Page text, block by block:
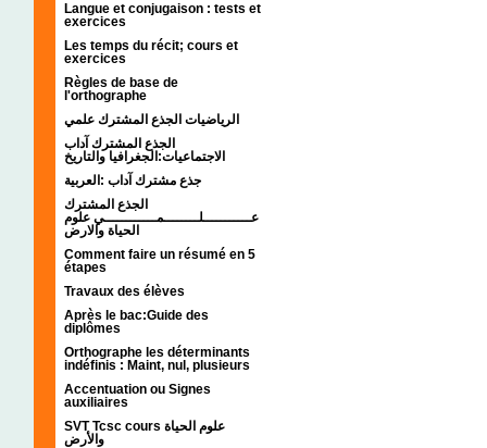
Langue et conjugaison : tests et
exercices
Les temps du récit; cours et
exercices
Règles de base de
l'orthographe
الرياضيات الجذع المشترك علمي
الجذع المشترك آداب
الاجتماعيات:الجغرافيا والتاريخ
جذع مشترك آداب :العربية
الجذع المشترك
عـــــــــــلــــــــمــــــــــــي علوم
الحياة والارض
Comment faire un résumé en 5
étapes
Travaux des élèves
Après le bac:Guide des
diplômes
Orthographe les déterminants
indéfinis : Maint, nul, plusieurs
Accentuation ou Signes
auxiliaires
SVT Tcsc cours علوم الحياة
والأرض